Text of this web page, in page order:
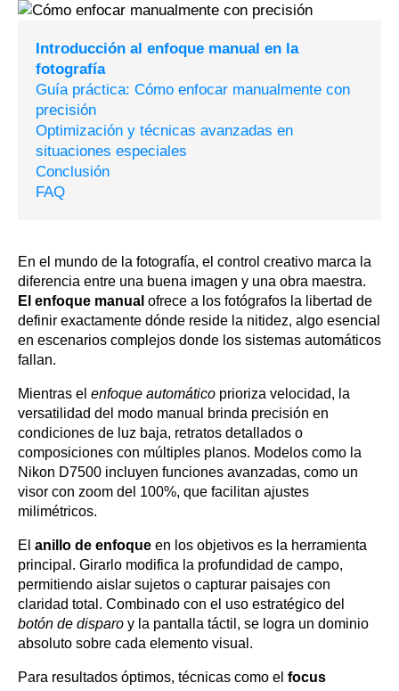
Introducción al enfoque manual en la
fotografía
Guía práctica: Cómo enfocar manualmente con
precisión
Optimización y técnicas avanzadas en
situaciones especiales
Conclusión
FAQ
En el mundo de la fotografía, el control creativo marca la
diferencia entre una buena imagen y una obra maestra.
El enfoque manual ofrece a los fotógrafos la libertad de
definir exactamente dónde reside la nitidez, algo esencial
en escenarios complejos donde los sistemas automáticos
fallan.
Mientras el enfoque automático prioriza velocidad, la
versatilidad del modo manual brinda precisión en
condiciones de luz baja, retratos detallados o
composiciones con múltiples planos. Modelos como la
Nikon D7500 incluyen funciones avanzadas, como un
visor con zoom del 100%, que facilitan ajustes
milimétricos.
El anillo de enfoque en los objetivos es la herramienta
principal. Girarlo modifica la profundidad de campo,
permitiendo aislar sujetos o capturar paisajes con
claridad total. Combinado con el uso estratégico del
botón de disparo y la pantalla táctil, se logra un dominio
absoluto sobre cada elemento visual.
Para resultados óptimos, técnicas como el focus